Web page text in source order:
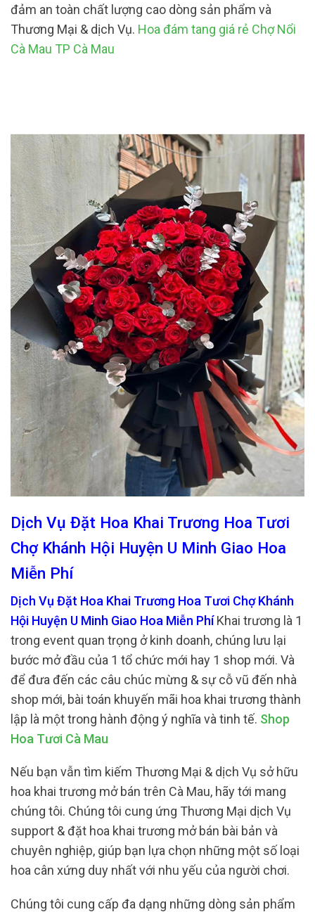
đảm an toàn chất lượng cao dòng sản phẩm và
Thương Mại & dịch Vụ. Hoa đám tang giá rẻ Chợ Nổi
Cà Mau TP Cà Mau
Dịch Vụ Đặt Hoa Khai Trương Hoa Tươi
Chợ Khánh Hội Huyện U Minh Giao Hoa
Miễn Phí
Dịch Vụ Đặt Hoa Khai Trương Hoa Tươi Chợ Khánh
Hội Huyện U Minh Giao Hoa Miễn PhíKhai trương là 1
trong event quan trọng ở kinh doanh, chúng lưu lại
bước mở đầu của 1 tổ chức mới hay 1 shop mới. Và
để đưa đến các câu chúc mừng & sự cỗ vũ đến nhà
shop mới, bài toán khuyến mãi hoa khai trương thành
lập là một trong hành động ý nghĩa và tinh tế. Shop
Hoa Tươi Cà Mau
Nếu bạn vẫn tìm kiếm Thương Mại & dịch Vụ sở hữu
hoa khai trương mở bán trên Cà Mau, hãy tới mang
chúng tôi. Chúng tôi cung ứng Thương Mại dịch Vụ
support & đặt hoa khai trương mở bán bài bản và
chuyên nghiệp, giúp bạn lựa chọn những một số loại
hoa cân xứng duy nhất với nhu yếu của người chơi.
Chúng tôi cung cấp đa dạng những dòng sản phẩm